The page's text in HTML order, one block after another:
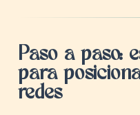
Paso a paso:
para
redes